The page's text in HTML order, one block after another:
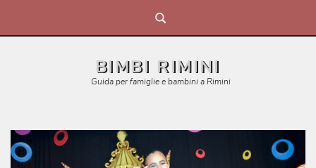
content
BIMBI RIMINI
Guida per famiglie e bambini a Rimini